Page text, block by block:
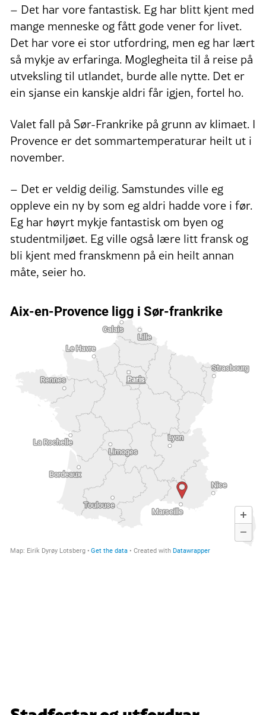
– Det har vore fantastisk. Eg har blitt kjent med
mange menneske og fått gode vener for livet.
Det har vore ei stor utfordring, men eg har lært
så mykje av erfaringa. Moglegheita til å reise på
utveksling til utlandet, burde alle nytte. Det er
ein sjanse ein kanskje aldri får igjen, fortel ho.
Valet fall på Sør-Frankrike på grunn av klimaet. I
Provence er det sommartemperaturar heilt ut i
november.
– Det er veldig deilig. Samstundes ville eg
oppleve ein ny by som eg aldri hadde vore i før.
Eg har høyrt mykje fantastisk om byen og
studentmiljøet. Eg ville også lære litt fransk og
bli kjent med franskmenn på ein heilt annan
måte, seier ho.